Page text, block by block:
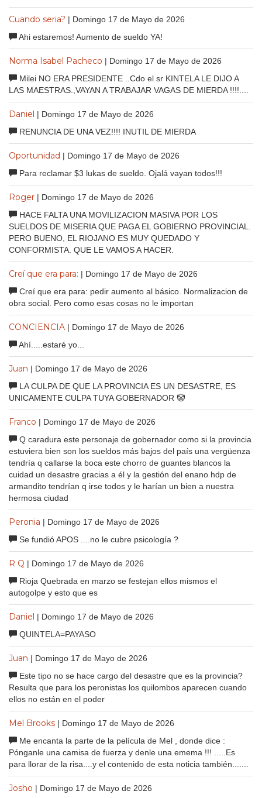
Cuando seria? | Domingo 17 de Mayo de 2026
Ahi estaremos! Aumento de sueldo YA!
Norma Isabel Pacheco | Domingo 17 de Mayo de 2026
Milei NO ERA PRESIDENTE ..Cdo el sr KINTELA LE DIJO A
LAS MAESTRAS.,VAYAN A TRABAJAR VAGAS DE MIERDA !!!!....
Daniel | Domingo 17 de Mayo de 2026
RENUNCIA DE UNA VEZ!!!! INUTIL DE MIERDA
Oportunidad | Domingo 17 de Mayo de 2026
Para reclamar $3 lukas de sueldo. Ojalá vayan todos!!!
Roger | Domingo 17 de Mayo de 2026
HACE FALTA UNA MOVILIZACION MASIVA POR LOS
SUELDOS DE MISERIA QUE PAGA EL GOBIERNO PROVINCIAL.
PERO BUENO, EL RIOJANO ES MUY QUEDADO Y
CONFORMISTA. QUE LE VAMOS A HACER.
Creí que era para: | Domingo 17 de Mayo de 2026
Creí que era para: pedir aumento al básico. Normalizacion de
obra social. Pero como esas cosas no le importan
CONCIENCIA | Domingo 17 de Mayo de 2026
Ahí.....estaré yo...
Juan | Domingo 17 de Mayo de 2026
LA CULPA DE QUE LA PROVINCIA ES UN DESASTRE, ES
UNICAMENTE CULPA TUYA GOBERNADOR 🤡
Franco | Domingo 17 de Mayo de 2026
Q caradura este personaje de gobernador como si la provincia
estuviera bien son los sueldos más bajos del país una vergüenza
tendría q callarse la boca este chorro de guantes blancos la
cuidad un desastre gracias a él y la gestión del enano hdp de
armandito tendrían q irse todos y le harían un bien a nuestra
hermosa ciudad
Peronia | Domingo 17 de Mayo de 2026
Se fundió APOS ....no le cubre psicología ?
R Q | Domingo 17 de Mayo de 2026
Rioja Quebrada en marzo se festejan ellos mismos el
autogolpe y esto que es
Daniel | Domingo 17 de Mayo de 2026
QUINTELA=PAYASO
Juan | Domingo 17 de Mayo de 2026
Este tipo no se hace cargo del desastre que es la provincia?
Resulta que para los peronistas los quilombos aparecen cuando
ellos no están en el poder
Mel Brooks | Domingo 17 de Mayo de 2026
Me encanta la parte de la película de Mel , donde dice :
Pónganle una camisa de fuerza y denle una emema !!! .....Es
para llorar de la risa....y el contenido de esta noticia también.......
Josho | Domingo 17 de Mayo de 2026